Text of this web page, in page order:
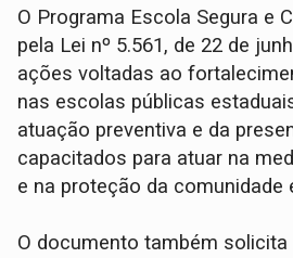
O Programa Escola Segura e
pela Lei nº 5.561, de 22 de
ações voltadas ao
nas escolas públicas
atuação preventiva e da
capacitados para atuar na
e na proteção da comunidade
O documento também